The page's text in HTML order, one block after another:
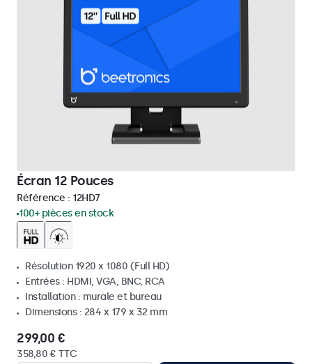
Écran 12 Pouces
Référence : 12HD7
100+ pièces en stock
Résolution 1920 x 1080 (Full HD)
Entrées : HDMI, VGA, BNC, RCA
Installation : murale et bureau
Dimensions : 284 x 179 x 32 mm
299,00 €
358,80 € TTC